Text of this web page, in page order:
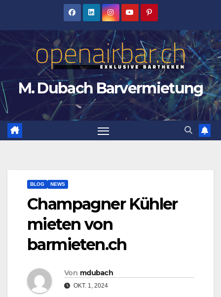
M. Dubach Barvermietung
BLOG NEWS
Champagner Kühler
mieten von
barmieten.ch
Von mdubach
OKT. 1, 2024